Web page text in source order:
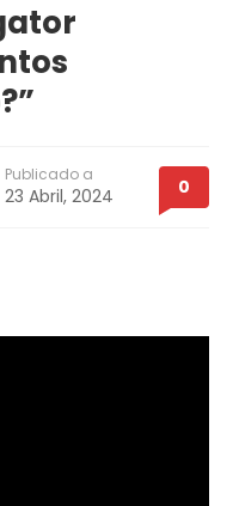
Publicado a
23 Abril, 2024 0